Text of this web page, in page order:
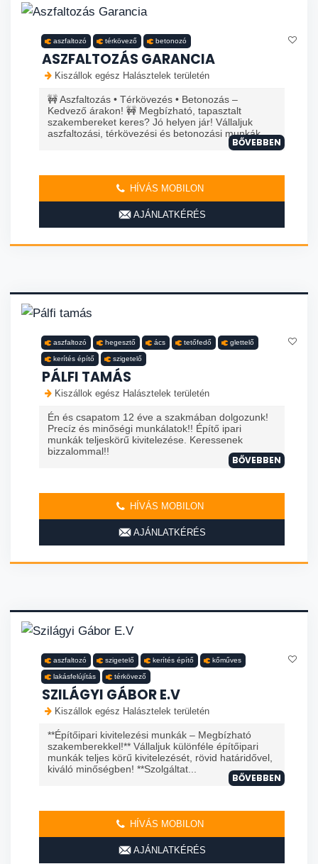
aszfaltozó térkövező betonozó
ASZFALTOZÁS GARANCIA
Kiszállok egész Halásztelek területén
🚧 Aszfaltozás • Térkövezés • Betonozás –
Kedvező árakon! 🚧 Megbízható, tapasztalt
szakembereket keres? Jó helyen jár! Vállaljuk
aszfaltozási, térkövezési és betonozási munkák...
BŐVEBBEN
HÍVÁS MOBILON
AJÁNLATKÉRÉS
aszfaltozó hegesztő ács tetőfedő glettelő
kerítés építő szigetelő
PÁLFI TAMÁS
Kiszállok egész Halásztelek területén
Én és csapatom 12 éve a szakmában dolgozunk!
Precíz és minőségi munkálatok!! Építő ipari
munkák teljeskörű kivitelezése. Keressenek
bizzalommal!!
BŐVEBBEN
HÍVÁS MOBILON
AJÁNLATKÉRÉS
aszfaltozó szigetelő kerítés építő kőműves
lakásfelújítás térkövező
SZILÁGYI GÁBOR E.V
Kiszállok egész Halásztelek területén
**Építőipari kivitelezési munkák – Megbízható
szakemberekkel!** Vállaljuk különféle építőipari
munkák teljes körű kivitelezését, rövid határidővel,
kiváló minőségben! **Szolgáltat...
BŐVEBBEN
HÍVÁS MOBILON
AJÁNLATKÉRÉS